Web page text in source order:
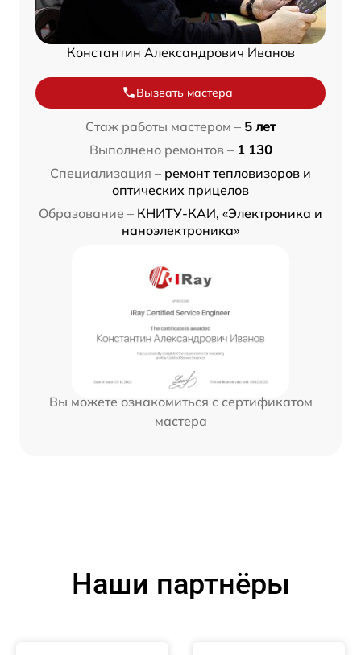
Константин Александрович Иванов
Вызвать мастера
Стаж работы мастером – 5 лет
Выполнено ремонтов – 1 130
Специализация – ремонт тепловизоров и
оптических прицелов
Образование – КНИТУ-КАИ, «Электроника и
наноэлектроника»
Вы можете ознакомиться с сертификатом
мастера
Наши партнёры